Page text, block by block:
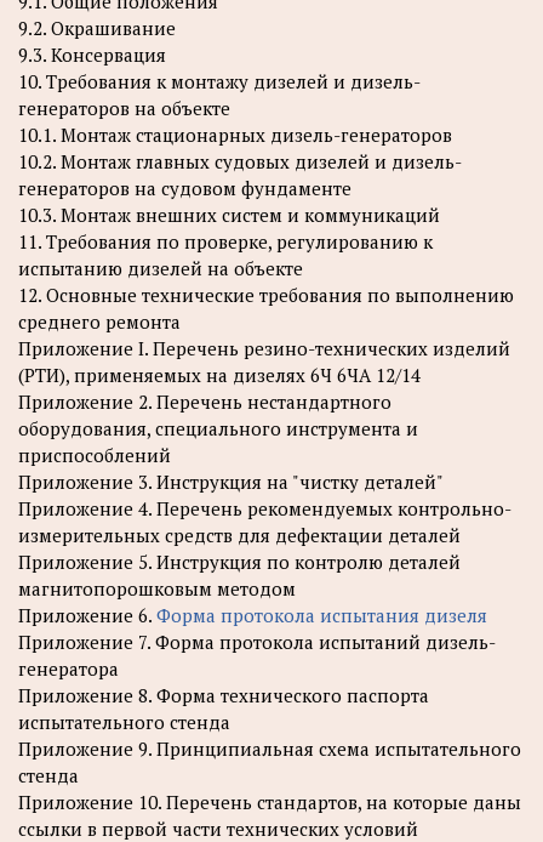
9.2. Окрашивание
9.3. Консервация
10. Требования к монтажу дизелей и дизель-
генераторов на объекте
10.1. Монтаж стационарных дизель-генераторов
10.2. Монтаж главных судовых дизелей и дизель-
генераторов на судовом фундаменте
10.3. Монтаж внешних систем и коммуникаций
11. Требования по проверке, регулированию к
испытанию дизелей на объекте
12. Основные технические требования по выполнению
среднего ремонта
Приложение I. Перечень резино-технических изделий
(РТИ), применяемых на дизелях 6Ч 6ЧА 12/14
Приложение 2. Перечень нестандартного
оборудования, специального инструмента и
приспособлений
Приложение 3. Инструкция на "чистку деталей"
Приложение 4. Перечень рекомендуемых контрольно-
измерительных средств для дефектации деталей
Приложение 5. Инструкция по контролю деталей
магнитопорошковым методом
Приложение 6. Форма протокола испытания дизеля
Приложение 7. Форма протокола испытаний дизель-
генератора
Приложение 8. Форма технического паспорта
испытательного стенда
Приложение 9. Принципиальная схема испытательного
стенда
Приложение 10. Перечень стандартов, на которые даны
ссылки в первой части технических условий